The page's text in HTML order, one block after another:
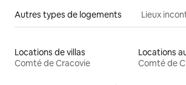
Autres types de logements Lieux
Locations de villas
Comté de Cracovie
Locations
Comté de